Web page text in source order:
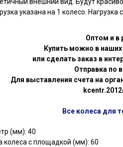
внешний вид. Будут
указана на 1 колесо. Нагрузка
Оптом и в
Купить можно в наших
или сделать заказ в
Отправка по
Для выставления счета на
Все колеса для
(мм): 40
колеса с площадкой (мм): 60